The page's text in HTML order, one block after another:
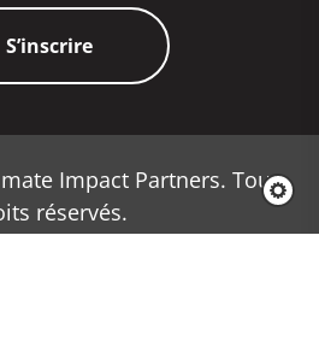
S’inscrire
Impact Partners. Tous
réservés.